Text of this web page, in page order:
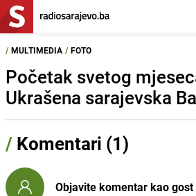
/ MULTIMEDIA / FOTO
Početak svetog
Ukrašena sarajevska
/ Komentari (1)
Objavite komentar kao